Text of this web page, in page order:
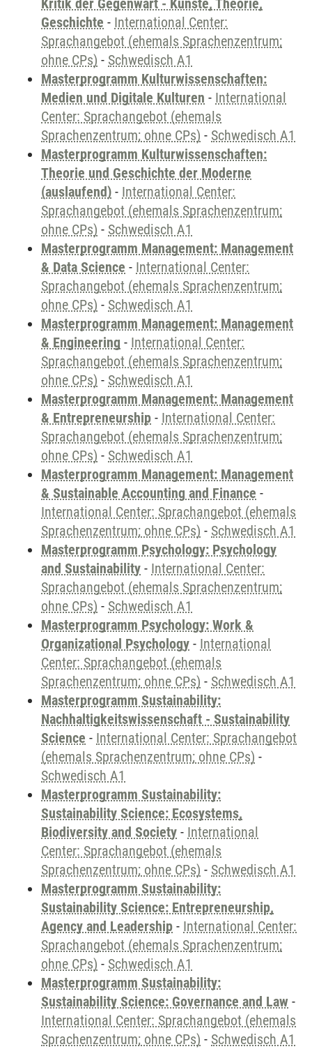
Kritik der Gegenwart - Künste, Theorie,
Geschichte - International Center:
Sprachangebot (ehemals Sprachenzentrum;
ohne CPs) - Schwedisch A1
Masterprogramm Kulturwissenschaften:
Medien und Digitale Kulturen - International
Center: Sprachangebot (ehemals
Sprachenzentrum; ohne CPs) - Schwedisch A1
Masterprogramm Kulturwissenschaften:
Theorie und Geschichte der Moderne
(auslaufend) - International Center:
Sprachangebot (ehemals Sprachenzentrum;
ohne CPs) - Schwedisch A1
Masterprogramm Management: Management
& Data Science - International Center:
Sprachangebot (ehemals Sprachenzentrum;
ohne CPs) - Schwedisch A1
Masterprogramm Management: Management
& Engineering - International Center:
Sprachangebot (ehemals Sprachenzentrum;
ohne CPs) - Schwedisch A1
Masterprogramm Management: Management
& Entrepreneurship - International Center:
Sprachangebot (ehemals Sprachenzentrum;
ohne CPs) - Schwedisch A1
Masterprogramm Management: Management
& Sustainable Accounting and Finance -
International Center: Sprachangebot (ehemals
Sprachenzentrum; ohne CPs) - Schwedisch A1
Masterprogramm Psychology: Psychology
and Sustainability - International Center:
Sprachangebot (ehemals Sprachenzentrum;
ohne CPs) - Schwedisch A1
Masterprogramm Psychology: Work &
Organizational Psychology - International
Center: Sprachangebot (ehemals
Sprachenzentrum; ohne CPs) - Schwedisch A1
Masterprogramm Sustainability:
Nachhaltigkeitswissenschaft - Sustainability
Science - International Center: Sprachangebot
(ehemals Sprachenzentrum; ohne CPs) -
Schwedisch A1
Masterprogramm Sustainability:
Sustainability Science: Ecosystems,
Biodiversity and Society - International
Center: Sprachangebot (ehemals
Sprachenzentrum; ohne CPs) - Schwedisch A1
Masterprogramm Sustainability:
Sustainability Science: Entrepreneurship,
Agency and Leadership - International Center:
Sprachangebot (ehemals Sprachenzentrum;
ohne CPs) - Schwedisch A1
Masterprogramm Sustainability:
Sustainability Science: Governance and Law -
International Center: Sprachangebot (ehemals
Sprachenzentrum; ohne CPs) - Schwedisch A1